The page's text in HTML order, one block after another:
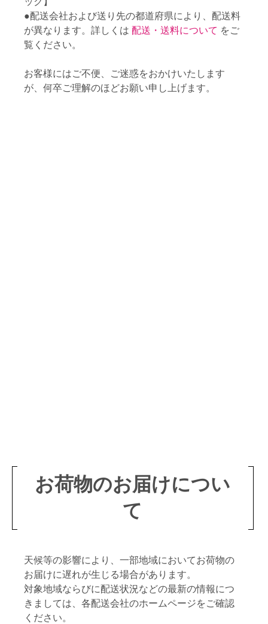
●配送会社および送り先の都道府県により、配送料
が異なります。詳しくは 配送・送料について をご
覧ください。
お客様にはご不便、ご迷惑をおかけいたします
が、何卒ご理解のほどお願い申し上げます。
お荷物のお届けについ
て
天候等の影響により、一部地域においてお荷物の
お届けに遅れが生じる場合があります。
対象地域ならびに配送状況などの最新の情報につ
きましては、各配送会社のホームページをご確認
ください。